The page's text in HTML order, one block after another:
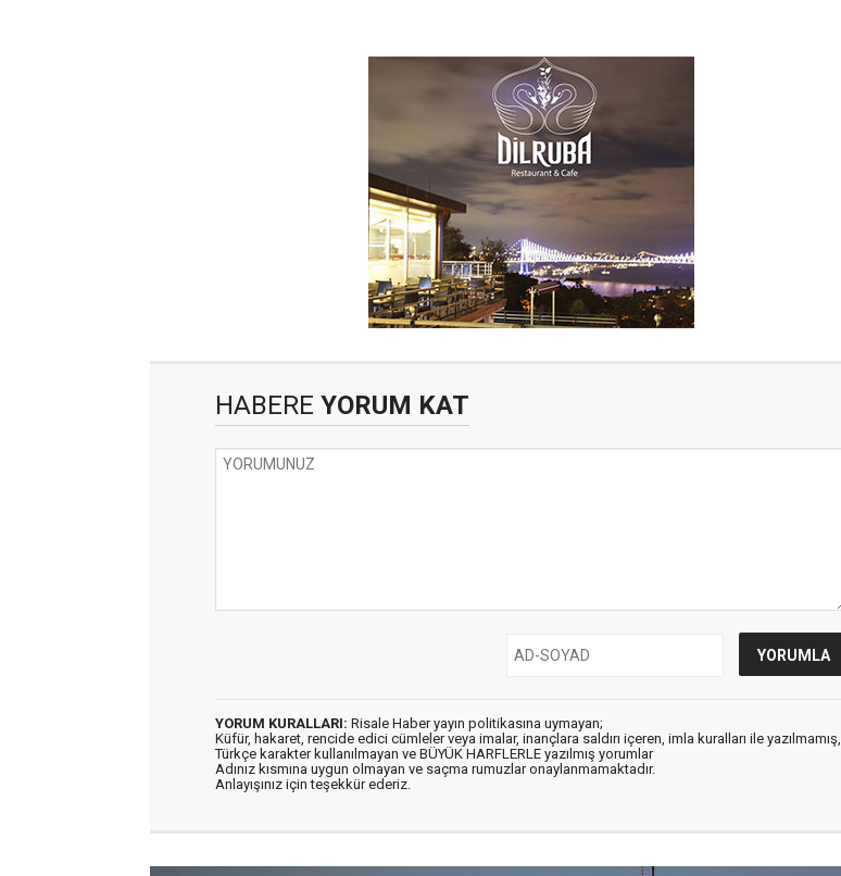
HABERE YORUM KAT
YORUM KURALLARI: Risale Haber yayın politikasına uymayan;
Küfür, hakaret, rencide edici cümleler veya imalar, inançlara saldırı içeren, imla kuralları ile yazılmamış,
Türkçe karakter kullanılmayan ve BÜYÜK HARFLERLE yazılmış yorumlar
Adınız kısmına uygun olmayan ve saçma rumuzlar onaylanmamaktadır.
Anlayışınız için teşekkür ederiz.